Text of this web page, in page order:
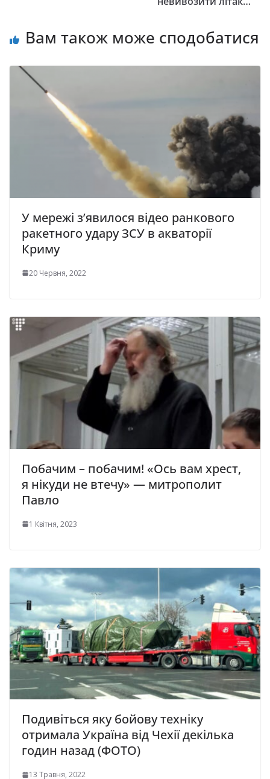
Вам також може сподобатися
У мережі з’явилося відео ранкового
ракетного удару ЗСУ в акваторії
Криму
20 Червня, 2022
Побачим – побачим! «Ось вам хрест,
я нікуди не втечу» — митрополит
Павло
1 Квітня, 2023
Подивіться яку бойову техніку
отримала Україна від Чехії декілька
годин назад (ФОТО)
13 Травня, 2022